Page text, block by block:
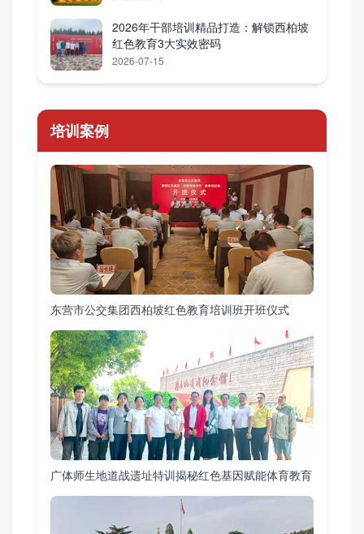
2026年干部培训精品打造：解锁西柏坡
红色教育3大实效密码
2026-07-15
培训案例
东营市公交集团西柏坡红色教育培训班开班仪式
广体师生地道战遗址特训揭秘红色基因赋能体育教育